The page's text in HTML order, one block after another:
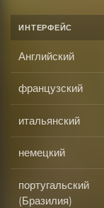
ИНТЕРФЕЙС
Английский
французский
итальянский
немецкий
португальский
(Бразилия)